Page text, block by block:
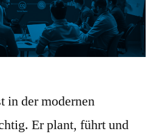
in der modernen
Er plant, führt und